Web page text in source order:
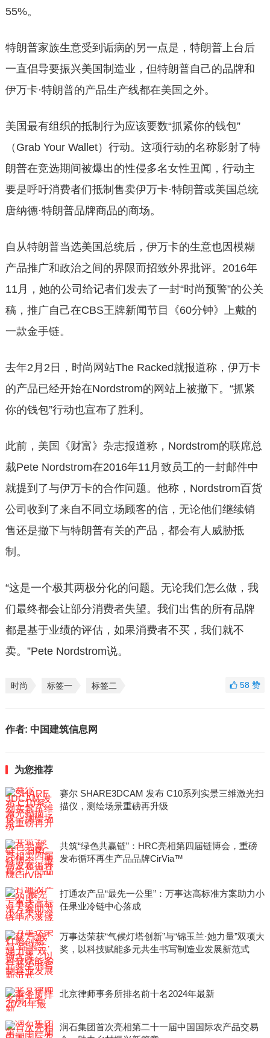
55%。
特朗普家族生意受到诟病的另一点是，特朗普上台后
一直倡导要振兴美国制造业，但特朗普自己的品牌和
伊万卡·特朗普的产品生产线都在美国之外。
美国最有组织的抵制行为应该要数“抓紧你的钱包”
（Grab Your Wallet）行动。这项行动的名称影射了特
朗普在竞选期间被爆出的性侵多名女性丑闻，行动主
要是呼吁消费者们抵制售卖伊万卡·特朗普或美国总统
唐纳德·特朗普品牌商品的商场。
自从特朗普当选美国总统后，伊万卡的生意也因模糊
产品推广和政治之间的界限而招致外界批评。2016年
11月，她的公司给记者们发去了一封“时尚预警”的公关
稿，推广自己在CBS王牌新闻节目《60分钟》上戴的
一款金手链。
去年2月2日，时尚网站The Racked就报道称，伊万卡
的产品已经开始在Nordstrom的网站上被撤下。“抓紧
你的钱包”行动也宣布了胜利。
此前，美国《财富》杂志报道称，Nordstrom的联席总
裁Pete Nordstrom在2016年11月致员工的一封邮件中
就提到了与伊万卡的合作问题。他称，Nordstrom百货
公司收到了来自不同立场顾客的信，无论他们继续销
售还是撤下与特朗普有关的产品，都会有人威胁抵
制。
“这是一个极其两极分化的问题。无论我们怎么做，我
们最终都会让部分消费者失望。我们出售的所有品牌
都是基于业绩的评估，如果消费者不买，我们就不
卖。”Pete Nordstrom说。
时尚 标签一 标签二 58赞
作者: 中国建筑信息网
为您推荐
赛尔 SHARE3DCAM 发布 C10系列实景三维激光扫
描仪，测绘场景重磅再升级
共筑“绿色共赢链”：HRC亮相第四届链博会，重磅
发布循环再生产品品牌CirVia™
打通农产品“最先一公里”：万事达高标准方案助力小
任果业冷链中心落成
万事达荣获“气候灯塔创新”与“锦玉兰·她力量”双项大
奖，以科技赋能多元共生书写制造业发展新范式
北京律师事务所排名前十名2024年最新
润石集团首次亮相第二十一届中国国际农产品交易